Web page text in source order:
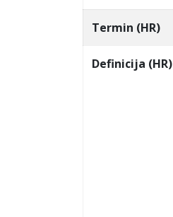
Termin (HR)
Definicija (HR)